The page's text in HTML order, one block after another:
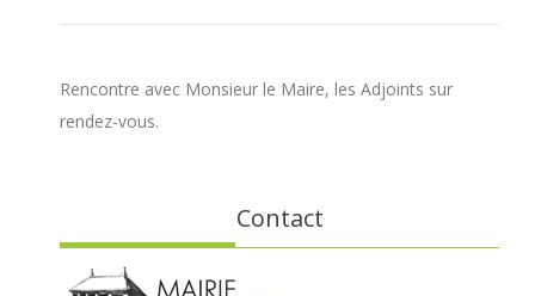
Rencontre avec Monsieur le Maire, les Adjoints sur
rendez-vous.
Contact